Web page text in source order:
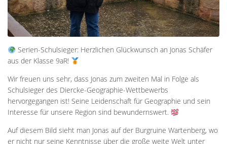
Serien-Schulsieger: Herzlichen Glückwunsch an Jonas Schäfer
aus der Klasse 9aR!
Wir freuen uns sehr, dass Jonas zum zweiten Mal in Folge als
Schulsieger des Diercke-Geographie-Wettbewerbs
hervorgegangen ist! Seine Leidenschaft für Geographie und sein
Interesse für unsere Region sind bewundernswert.
Auf diesem Bild sieht man Jonas auf der Burgruine Wartenberg, wo
er nicht nur seine Kenntnisse über die große weite Welt unter